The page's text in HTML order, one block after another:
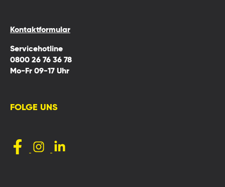
Kontaktformular
Servicehotline
0800 26 76 36 78
Mo-Fr 09-17 Uhr
FOLGE UNS